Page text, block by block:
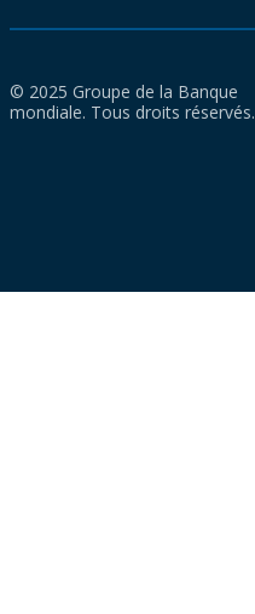
© 2025 Groupe de la Banque
mondiale. Tous droits réservés.